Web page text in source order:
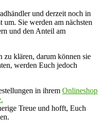
und derzeit noch in
um. Sie werden am nächsten
und den Anteil am
zu klären, darum können sie
werden Euch jedoch
in ihrem Onlineshop
Treue und hofft, Euch